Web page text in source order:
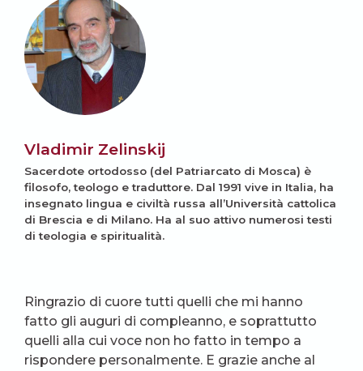
Vladimir Zelinskij
Sacerdote ortodosso (del Patriarcato di Mosca) è
filosofo, teologo e traduttore. Dal 1991 vive in Italia, ha
insegnato lingua e civiltà russa all’Università cattolica
di Brescia e di Milano. Ha al suo attivo numerosi testi
di teologia e spiritualità.
Ringrazio di cuore tutti quelli che mi hanno
fatto gli auguri di compleanno, e soprattutto
quelli alla cui voce non ho fatto in tempo a
rispondere personalmente. E grazie anche al